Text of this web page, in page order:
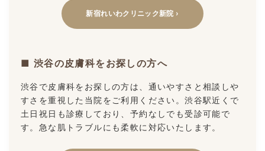
新宿れいわクリニック新院 ›
■ 渋谷の皮膚科をお探しの方へ
渋谷で皮膚科をお探しの方は、通いやすさと相談しや
すさを重視した当院をご利用ください。渋谷駅近くで
土日祝日も診療しており、予約なしでも受診可能で
す。急な肌トラブルにも柔軟に対応いたします。